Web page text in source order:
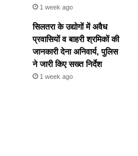
1 week ago
सिलतरा के उद्योगों में अवैध
प्रवासियों व बाहरी श्रमिकों की
जानकारी देना अनिवार्य, पुलिस
ने जारी किए सख्त निर्देश
1 week ago